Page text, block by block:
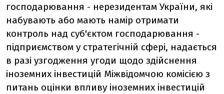
господарювання - нерезидентам України, які
набувають або мають намір отримати
контроль над суб'єктом господарювання -
підприємством у стратегічній сфері, надається
в разі узгодження угоди щодо здійснення
іноземних інвестицій Міжвідомчою комісією з
питань оцінки впливу іноземних інвестицій